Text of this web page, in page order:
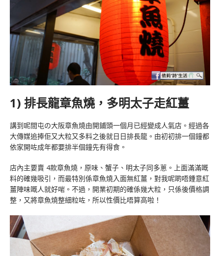
1) 排長龍章魚燒，多明太子走紅薑
講到呢間屯の大阪章魚燒由開鋪頭一個月已經變成人氣店。經過各
大傳媒追捧佢又大粒又多料之後就日日排長龍。由初初排一個鐘都
依家開咗成年都要排半個鐘先有得食。
店內主要賣 4款章魚燒，原味、蟹子、明太子同多蔥。上面滿滿嘅
料的確幾吸引，而最特別係章魚燒入面無紅薑，對我呢啲唔鍾意紅
薑陣味嘅人就好啱。不過，開業初期的確係幾大粒，只係後價格調
整，又將章魚燒整細粒咗，所以性價比唔算高啦！